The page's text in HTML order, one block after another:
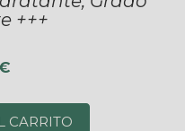
+++
CARRITO